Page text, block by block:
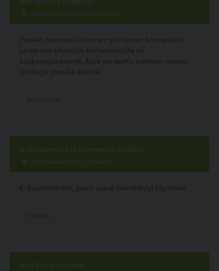
Kerhomajankuja 5 A, Valkeakoski
Puolen hehtaari kokoinen yksityinen koirapuisto,
jonka saa käyttöön kertamaksulla tai
kuukausijäsenenä. Alue on jaettu kahteen osaan,
isoille ja pienille koirille....
K-Supermarket Tammelan stadion
Tammelankatu 25, Tampere
K-Supermarket, jossa useat koirakärryt käytössä.
Koti Store Helsinki